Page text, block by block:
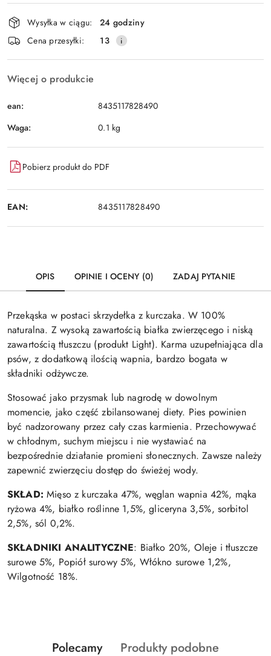
Wyślij
Dostępność
i
dostawa
Wysyłka w ciągu:
24 godziny
Cena przesyłki:
13
Więcej o produkcie
ean:
8435117828490
Waga:
0.1 kg
Pobierz produkt do PDF
EAN: 8435117828490
OPIS OPINIE I OCENY (0) ZADAJ PYTANIE
Przekąska w postaci skrzydełka z kurczaka. W 100%
naturalna. Z wysoką zawartością białka zwierzęcego i niską
zawartością tłuszczu (produkt Light). Karma uzupełniająca dla
psów, z dodatkową ilością wapnia, bardzo bogata w
składniki odżywcze.
Stosować jako przysmak lub nagrodę w dowolnym
momencie, jako część zbilansowanej diety. Pies powinien
być nadzorowany przez cały czas karmienia. Przechowywać
w chłodnym, suchym miejscu i nie wystawiać na
bezpośrednie działanie promieni słonecznych. Zawsze należy
zapewnić zwierzęciu dostęp do świeżej wody.
SKŁAD: Mięso z kurczaka 47%, węglan wapnia 42%, mąka
ryżowa 4%, białko roślinne 1,5%, gliceryna 3,5%, sorbitol
2,5%, sól 0,2%.
SKŁADNIKI ANALITYCZNE: Białko 20%, Oleje i tłuszcze
surowe 5%, Popiół surowy 5%, Włókno surowe 1,2%,
Wilgotność 18%.
Produkty
Polecamy
Produkty
Produkty podobne